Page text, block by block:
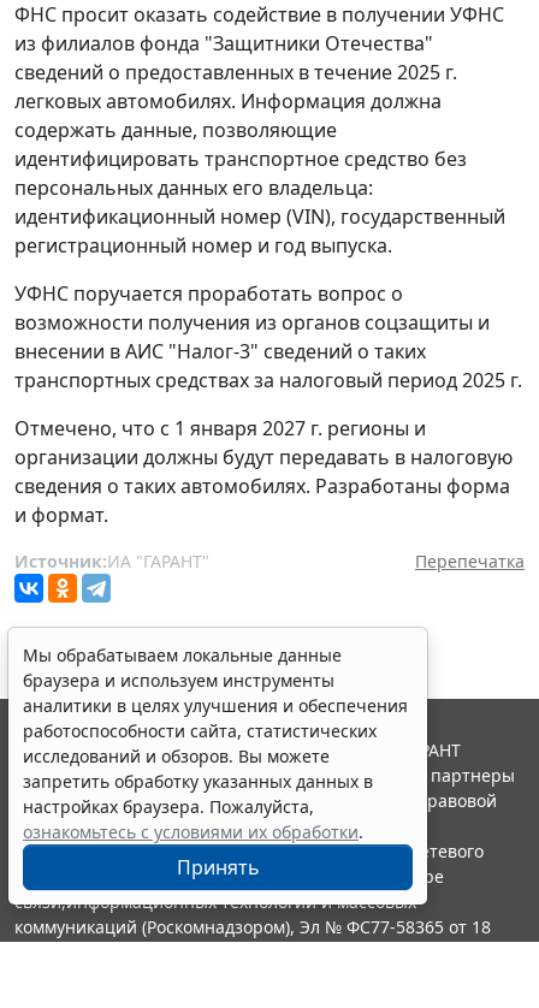
ФНС просит оказать содействие в получении УФНС
из филиалов фонда "Защитники Отечества"
сведений о предоставленных в течение 2025 г.
легковых автомобилях. Информация должна
содержать данные, позволяющие
идентифицировать транспортное средство без
персональных данных его владельца:
идентификационный номер (VIN), государственный
регистрационный номер и год выпуска.
УФНС поручается проработать вопрос о
возможности получения из органов соцзащиты и
внесении в АИС "Налог-3" сведений о таких
транспортных средствах за налоговый период 2025 г.
Отмечено, что с 1 января 2027 г. регионы и
организации должны будут передавать в налоговую
сведения о таких автомобилях. Разработаны форма
и формат.
Источник:ИА "ГАРАНТ" Перепечатка
Мы обрабатываем локальные данные
браузера и используем инструменты
аналитики в целях улучшения и обеспечения
работоспособности сайта, статистических
исследований и обзоров. Вы можете
запретить обработку указанных данных в
настройках браузера. Пожалуйста,
ознакомьтесь с условиями их обработки.
Принять
© ООО "НПП "ГАРАНТ-СЕРВИС", 2026. Система ГАРАНТ
выпускается с 1990 года. Компания "Гарант" и ее партнеры
являются участниками Российской ассоциации правовой
информации ГАРАНТ.
Портал ГАРАНТ.РУ зарегистрирован в качестве сетевого
издания Федеральной службой по надзору в сфере
связи,информационных технологий и массовых
коммуникаций (Роскомнадзором), Эл № ФС77-58365 от 18